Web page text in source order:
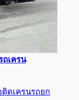
ถเครน
ติดเครนรถยก